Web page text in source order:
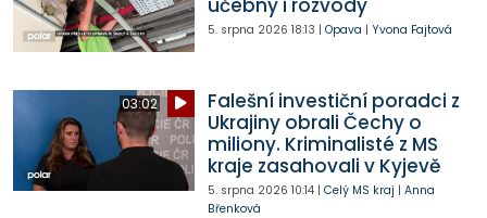
učebny i rozvody
5. srpna 2026 18:13 | Opava | Yvona Fajtová
03:02
Falešní investiční poradci z
Ukrajiny obrali Čechy o
miliony. Kriminalisté z MS
kraje zasahovali v Kyjevě
5. srpna 2026 10:14| Celý MS kraj | Anna
Břenková